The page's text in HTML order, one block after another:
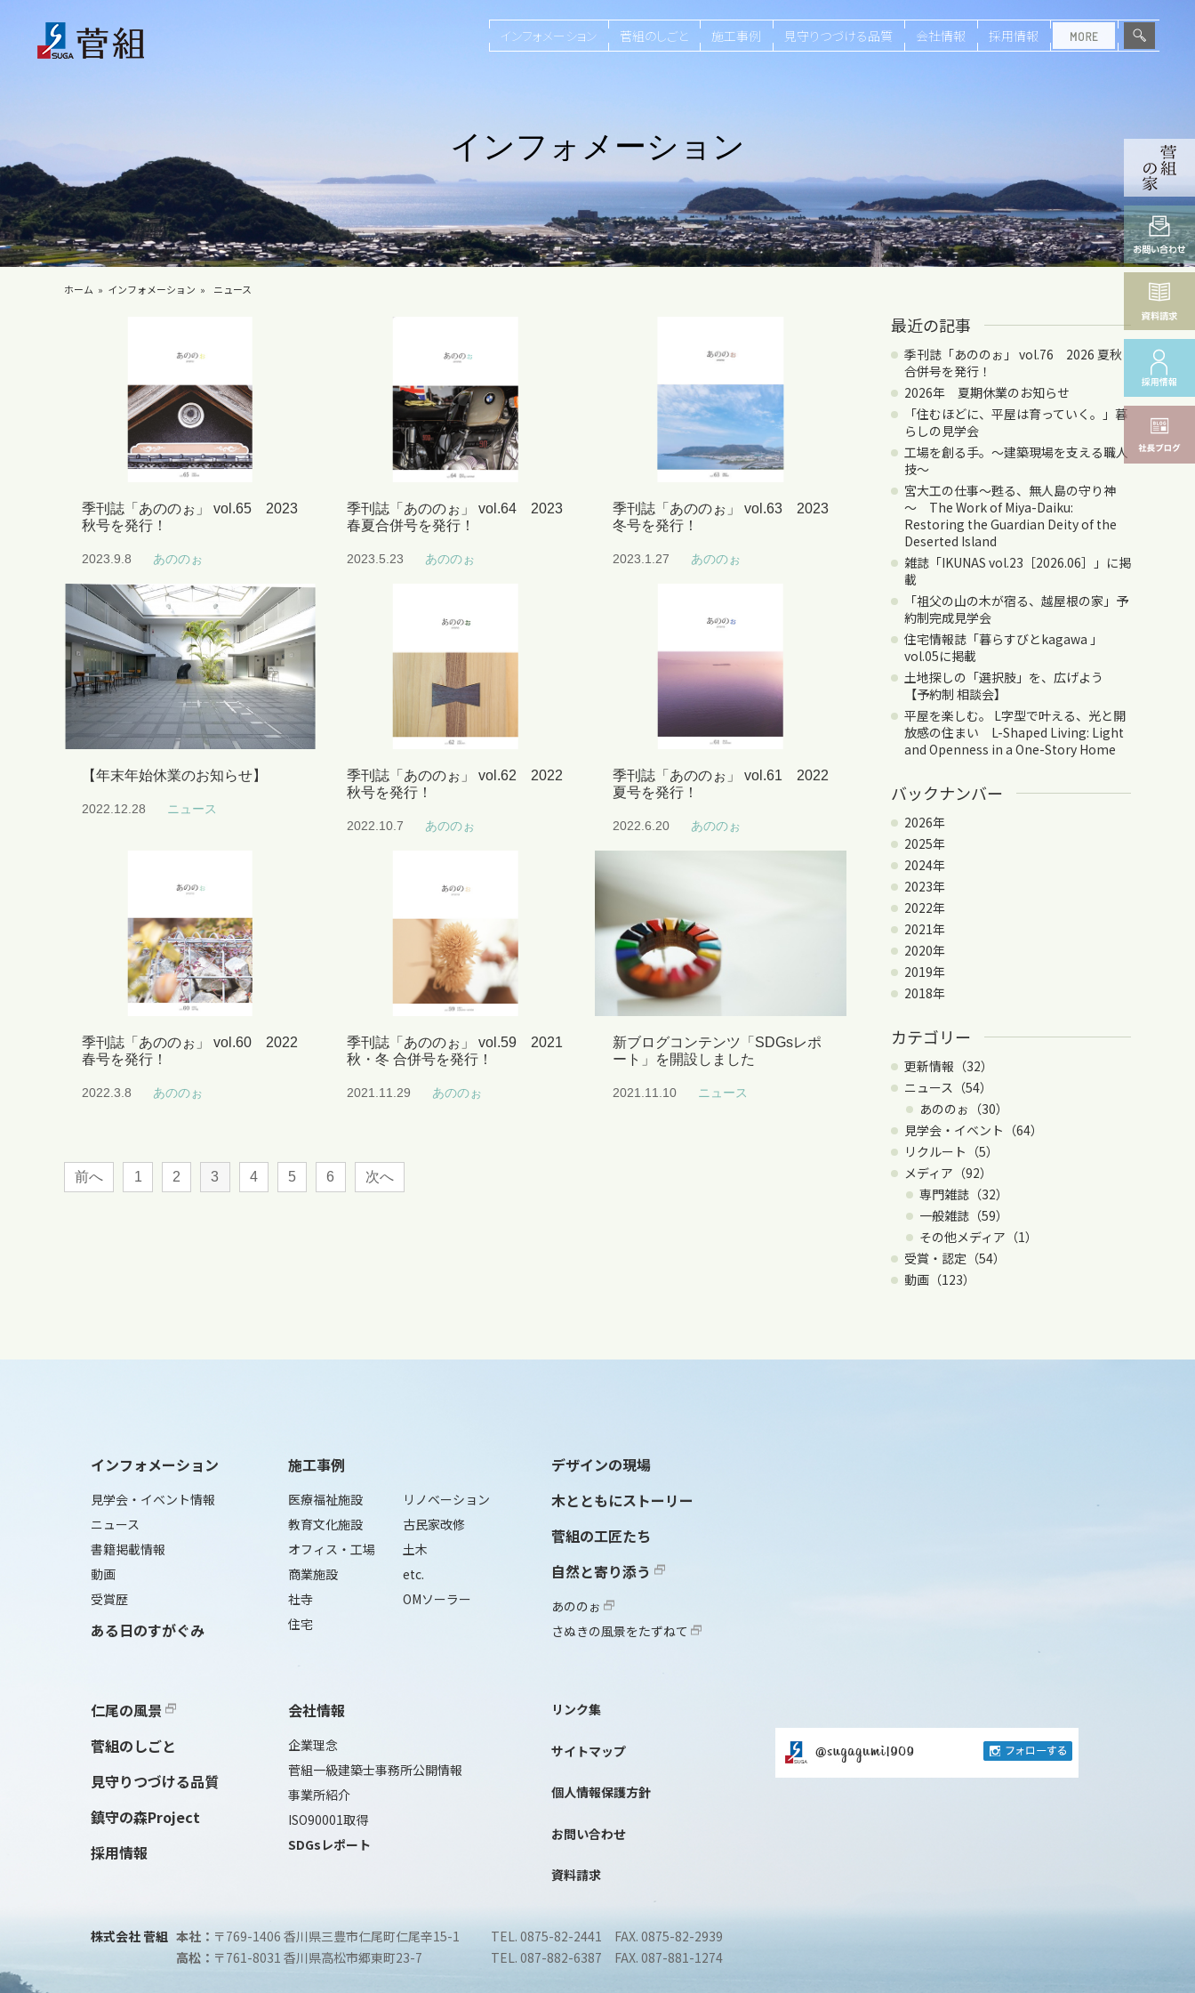
インフォメーション 菅組のしごと 施工事例 見守りつづける品質 会社情報 採用情報
インフォメーション
ホーム インフォメーション ニュース
季刊誌「あののぉ」 vol.65 2023
秋号を発行！
2023.9.8 あののぉ
季刊誌「あののぉ」 vol.64 2023
春夏合併号を発行！
2023.5.23 あののぉ
季刊誌「あののぉ」 vol.63 2023
冬号を発行！
2023.1.27 あののぉ
【年末年始休業のお知らせ】
2022.12.28 ニュース
季刊誌「あののぉ」 vol.62 2022
秋号を発行！
2022.10.7 あののぉ
季刊誌「あののぉ」 vol.61 2022
夏号を発行！
2022.6.20 あののぉ
季刊誌「あののぉ」 vol.60 2022
春号を発行！
2022.3.8 あののぉ
季刊誌「あののぉ」 vol.59 2021
秋・冬 合併号を発行！
2021.11.29 あののぉ
新ブログコンテンツ「SDGsレポ
ート」を開設しました
2021.11.10 ニュース
前へ 1 2 3 4 5 6 次へ
最近の記事
季刊誌「あののぉ」 vol.76 2026 夏秋
合併号を発行！
2026年 夏期休業のお知らせ
「住むほどに、平屋は育っていく。」暮
らしの見学会
工場を創る手。〜建築現場を支える職人
技〜
宮大工の仕事～甦る、無人島の守り神
～ The Work of Miya-Daiku:
Restoring the Guardian Deity of the
Deserted Island
雑誌「IKUNAS vol.23［2026.06］」に掲
載
「祖父の山の木が宿る、越屋根の家」予
約制完成見学会
住宅情報誌「暮らすびとkagawa 」
vol.05に掲載
土地探しの「選択肢」を、広げよう
【予約制 相談会】
平屋を楽しむ。 L字型で叶える、光と開
放感の住まい L-Shaped Living: Light
and Openness in a One-Story Home
バックナンバー
2026年
2025年
2024年
2023年
2022年
2021年
2020年
2019年
2018年
カテゴリー
更新情報（32）
ニュース（54）
あののぉ（30）
見学会・イベント（64）
リクルート（5）
メディア（92）
専門雑誌（32）
一般雑誌（59）
その他メディア（1）
受賞・認定（54）
動画（123）
インフォメーション
見学会・イベント情報
ニュース
書籍掲載情報
動画
受賞歴
ある日のすがぐみ
施工事例
医療福祉施設
教育文化施設
オフィス・工場
商業施設
社寺
住宅
リノベーション
古民家改修
土木
etc.
OMソーラー
デザインの現場
木とともにストーリー
菅組の工匠たち
自然と寄り添う
あののぉ
さぬきの風景をたずねて
仁尾の風景
菅組のしごと
見守りつづける品質
鎮守の森Project
採用情報
会社情報
企業理念
菅組一級建築士事務所公開情報
事業所紹介
ISO90001取得
SDGsレポート
リンク集
サイトマップ
個人情報保護方針
お問い合わせ
資料請求
株式会社 菅組 本社： 〒769-1406 香川県三豊市仁尾町仁尾辛15-1
TEL. 0875-82-2441 FAX. 0875-82-2939
高松： 〒761-8031 香川県高松市郷東町23-7 TEL. 087-882-6387 FAX. 087-881-1274